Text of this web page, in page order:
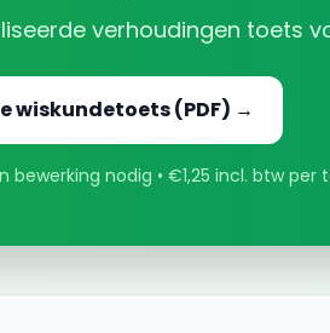
verhoudingen toets
wiskundetoets (PDF) →
bewerking nodig • €1,25 incl. btw per